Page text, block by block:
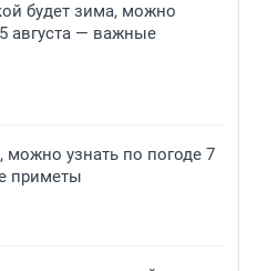
будет зима, можно
августа — важные
можно узнать по погоде 7
приметы